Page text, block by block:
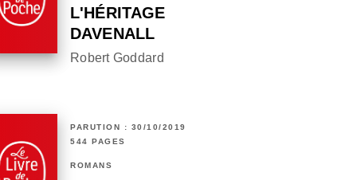
L'HÉRITAGE
DAVENALL
Robert Goddard
PARUTION : 30/10/2019
544 PAGES
ROMANS